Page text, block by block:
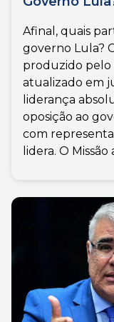
Afinal, quais
governo Lula?
produzido pelo
atualizado em
liderança
oposição ao
com
lidera. O